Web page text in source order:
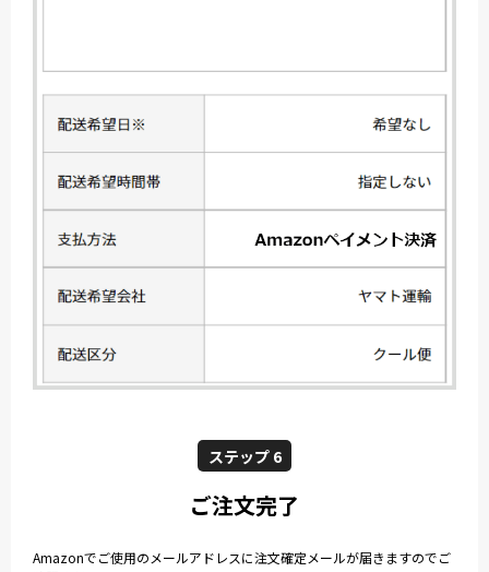
ステップ 6
ご注文完了
Amazonでご使用のメールアドレスに注文確定メールが届きますのでご